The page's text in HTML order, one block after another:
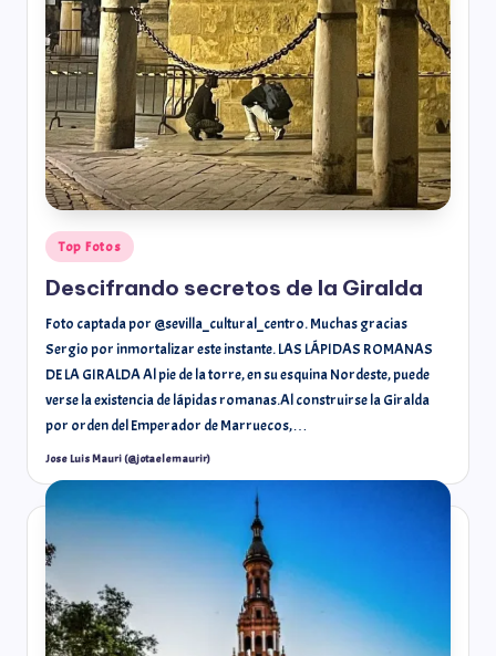
Top Fotos
Descifrando secretos de la Giralda
Foto captada por @sevilla_cultural_centro. Muchas gracias
Sergio por inmortalizar este instante. LAS LÁPIDAS ROMANAS
DE LA GIRALDA Al pie de la torre, en su esquina Nordeste, puede
verse la existencia de lápidas romanas.Al construirse la Giralda
por orden del Emperador de Marruecos,…
Jose Luis Mauri (@jotaelemaurir)